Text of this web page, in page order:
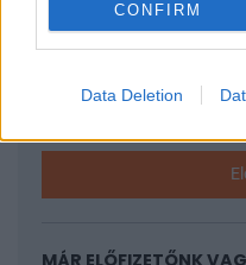
CONFIRM
Data Deletion
Az előfizetés a
Portfolio.hu teljes
Kötéslisták: BÉT
MÁR ELŐFIZETŐNK